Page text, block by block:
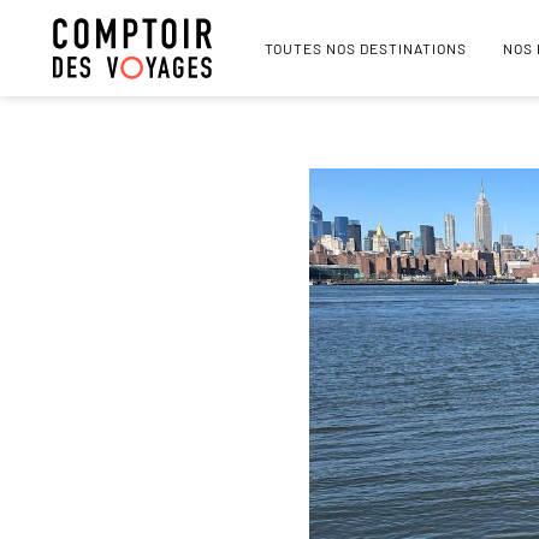
TOUTES NOS DESTINATIONS NOS